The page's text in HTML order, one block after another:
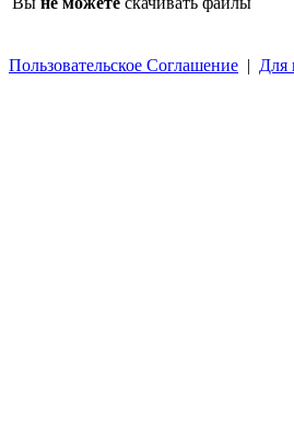
Пользовательское Соглашение | Для